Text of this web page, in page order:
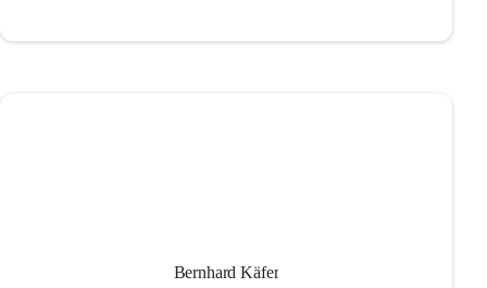
Bernhard Käfer